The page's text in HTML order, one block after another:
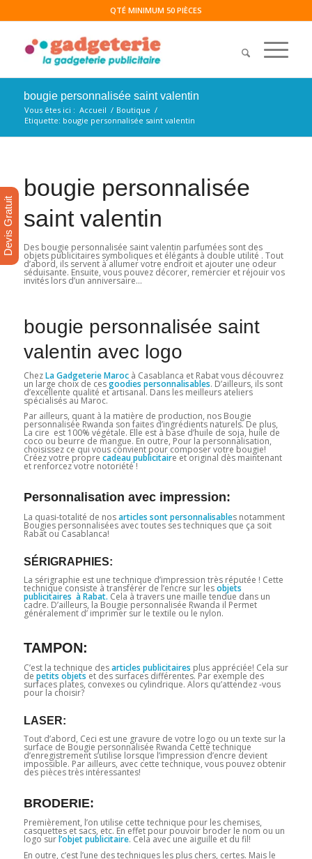
QTÉ MINIMUM 50 PIÈCES
bougie personnalisée saint valentin
Vous êtes ici : Accueil / Boutique /
Etiquette: bougie personnalisée saint valentin
bougie personnalisée
saint valentin
Des bougie personnalisée saint valentin parfumées sont des
objets publicitaires symboliques et élégants à double utilité . Tout
d’abord, ils servent à allumer votre endroit et ajouter une odeur
séduisante. Ensuite, vous pouvez décorer, remercier et réjouir vos
invités lors d’un anniversaire…
bougie personnalisée saint
valentin avec logo
ChezLa Gadgeterie Marocà Casablanca et Rabat vous découvrez
un large choix de cesgoodies personnalisables. D’ailleurs, ils sont
d’excellente qualité et artisanal. Dans les meilleurs ateliers
spécialisés au Maroc.
Par ailleurs, quant à la matière de production, nos Bougie
personnalisée Rwanda son faites d’ingrédients naturels. De plus,
La cire est 100% végétale. Elle est à base d’huile de soja, huile de
coco ou beurre de mangue. En outre, Pour la personnalisation,
choisissez ce qui vous convient pour composer votre bougie!
Créez votre propre cadeau publicitaire et original dès maintenant
et renforcez votre notoriété !
Personnalisation avec impression:
La quasi-totalité de nosarticles sont personnalisables notamment
Bougies personnalisées avec toutes ses techniques que ça soit
Rabat ou Casablanca!
SÉRIGRAPHIES:
La sérigraphie est une technique d’impression très réputée ! Cette
technique consiste à transférer de l’encre sur lesobjets
publicitaires à Rabat. Cela à travers une maille tendue dans un
cadre. D’ailleurs, la Bougie personnalisée Rwanda il Permet
généralement d’ imprimer sur le textile ou le nylon.
TAMPON:
C’est la technique desarticles publicitaires plus appréciée! Cela sur
de petits objets et des surfaces différentes. Par exemple des
surfaces plates, convexes ou cylindrique. Alors qu’attendez -vous
pour la choisir?
LASER:
Tout d’abord, Ceci est une gravure de votre logo ou un texte sur la
surface de Bougie personnalisée Rwanda Cette technique
d’enregistrement s’utilise lorsque l’impression d’encre devient
impossible. Par ailleurs, avec cette technique, vous pouvez obtenir
des pièces très intéressantes!
BRODERIE:
Premièrement, l’on utilise cette technique pour les chemises,
casquettes et sacs, etc. En effet pour pouvoir broder le nom ou un
logo surl’objet publicitaire. Cela avec une aiguille et du fil!
En outre, c’est l’une des techniques les plus chers, certes. Mais le
Devis Gratuit